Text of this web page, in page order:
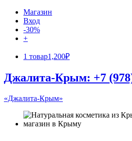
Магазин
Вход
-30%
+
1 товар1,200₽
Джалита-Крым: +7
«Джалита-Крым»